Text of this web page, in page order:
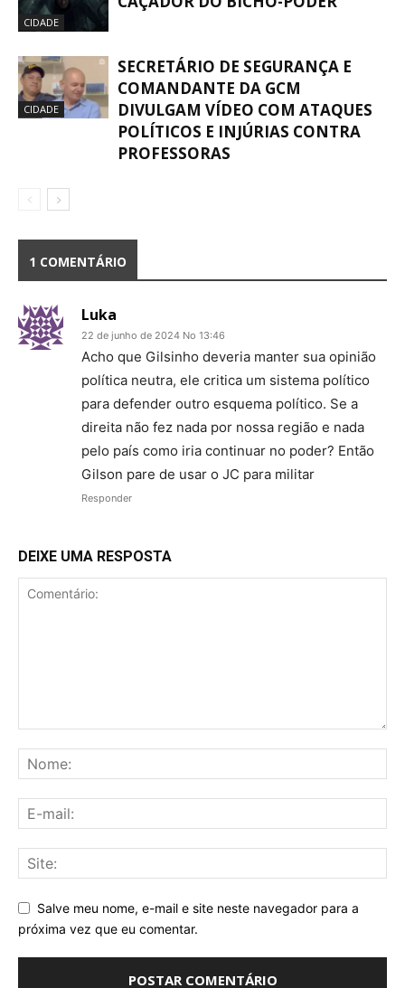
CIDADE
CIDADE
SECRETÁRIO DE SEGURANÇA E
COMANDANTE DA GCM
DIVULGAM VÍDEO COM ATAQUES
POLÍTICOS E INJÚRIAS CONTRA
PROFESSORAS
1 COMENTÁRIO
Luka
22 de junho de 2024 No 13:46
Acho que Gilsinho deveria manter sua opinião
política neutra, ele critica um sistema político
para defender outro esquema político. Se a
direita não fez nada por nossa região e nada
pelo país como iria continuar no poder? Então
Gilson pare de usar o JC para militar
Responder
DEIXE UMA RESPOSTA
Salve meu nome, e-mail e site neste navegador para a
próxima vez que eu comentar.